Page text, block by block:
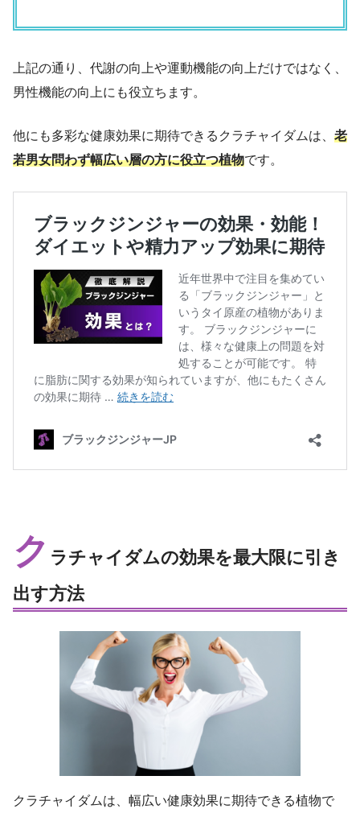
上記の通り、代謝の向上や運動機能の向上だけではなく、
男性機能の向上にも役立ちます。
他にも多彩な健康効果に期待できるクラチャイダムは、 老
若男女問わず幅広い層の方に役立つ植物です。
ク ラチャイダムの効果を最大限に引き
出す方法
クラチャイダムは、幅広い健康効果に期待できる植物で